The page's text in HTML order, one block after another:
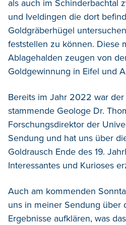
als auch im Schinderbachtal
und Iveldingen die dort
Goldgräberhügel
feststellen zu können. Diese
Ablagehalden zeugen von
Goldgewinnung in Eifel und
Bereits im Jahr 2022 war der
stammende Geologe Dr.
Forschungsdirektor der
Sendung und hat uns über
Goldrausch Ende des 19.
Interessantes und Kurioses
Auch am kommenden
uns in meiner Sendung über
Ergebnisse aufklären, was